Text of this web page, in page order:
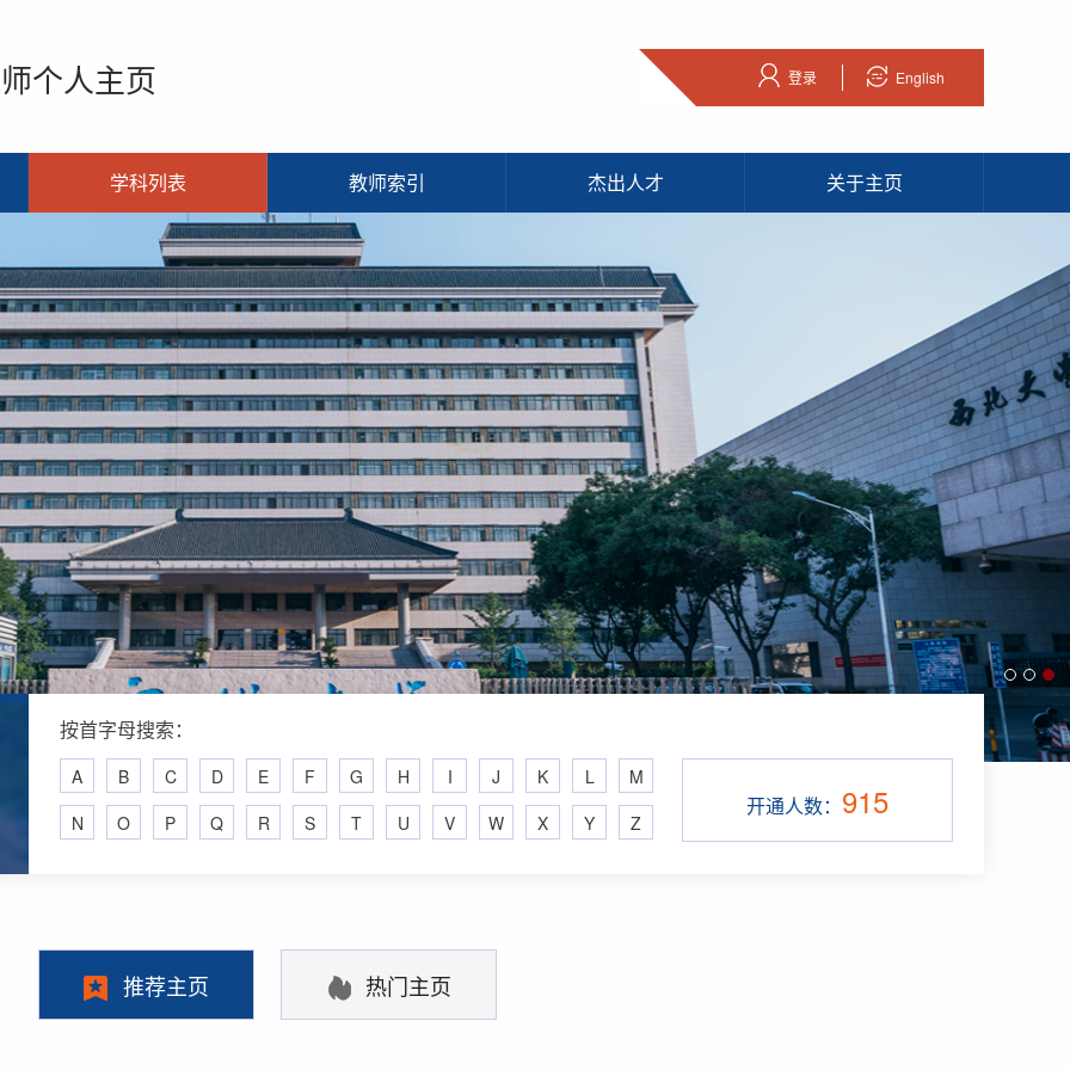
个人主页 登录 English
学科列表 教师索引 杰出人才 关于主页
按首字母搜索：
A B C D E F G H I J K L
M
N
O P Q R S T U V W X Y Z
开通人数： 915
推荐主页 热门主页